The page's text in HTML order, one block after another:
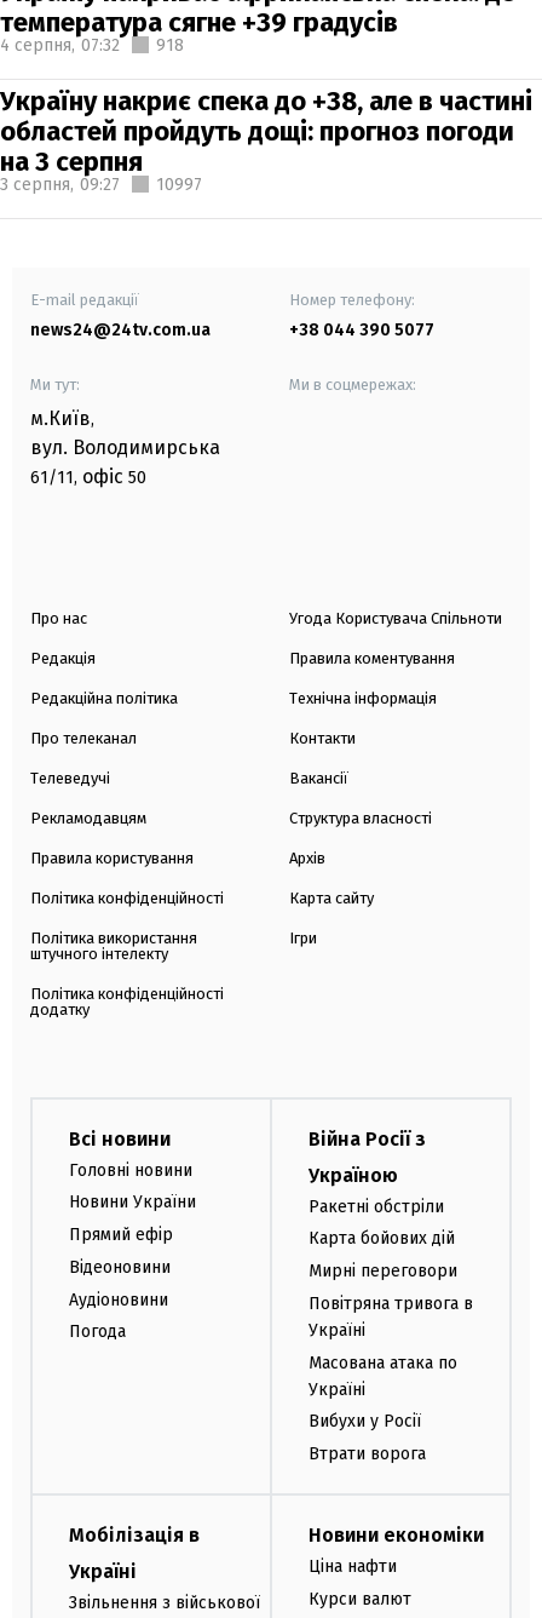
температура сягне +39 градусів
4 серпня, 07:32 918
Україну накриє спека до +38, але в частині
областей пройдуть дощі: прогноз погоди
на 3 серпня
3 серпня, 09:27 10997
E-mail редакції
news24@24tv.com.ua
Номер телефону:
+38 044 390 5077
Ми тут:
м.Київ,
вул. Володимирська
61/11, офіс 50
Ми в соцмережах:
Про нас
Редакція
Редакційна політика
Про телеканал
Телеведучі
Рекламодавцям
Правила користування
Політика конфіденційності
Політика використання
штучного інтелекту
Політика конфіденційності
додатку
Угода Користувача Спільноти
Правила коментування
Технічна інформація
Контакти
Вакансії
Структура власності
Архів
Карта сайту
Ігри
Всі новини
Головні новини
Новини України
Прямий ефір
Відеоновини
Аудіоновини
Погода
Війна Росії з
Україною
Ракетні обстріли
Карта бойових дій
Мирні переговори
Повітряна тривога в
Україні
Масована атака по
Україні
Вибухи у Росії
Втрати ворога
Мобілізація в
Україні
Звільнення з військової
Новини економіки
Ціна нафти
Курси валют